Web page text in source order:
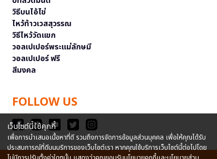
วิธีบนไอ้ไข่
ไหว้ท้าวเวสสุวรรณ
วิธีไหว้วัดแขก
วอลเปเปอร์พระแม่ลักษมี
วอลเปเปอร์ ฟรี
สีมงคล
FOLLOW US
เว็บไซต์นี้ใช้คุกกี้
เพื่อการนำเสนอเนื้อหาที่ดี รวมถึงการจัดการข้อมูลส่วนบุคคล เพื่อให้คุณได้รับ
ประสบการณ์ที่ดีบนบริการของเว็บไซต์เรา หากคุณใช้บริการเว็บไซต์นี้ต่อไปโดย